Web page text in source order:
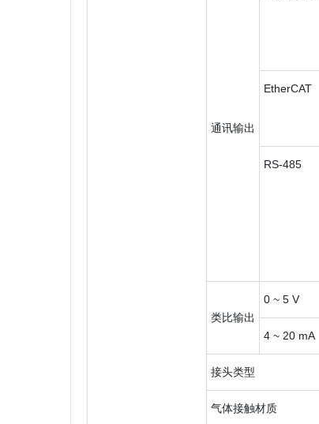
通讯输出
EtherCAT
RS-485
类比输出
0 ~ 5 V
4 ~ 20 mA
接头类型
气体接触材质